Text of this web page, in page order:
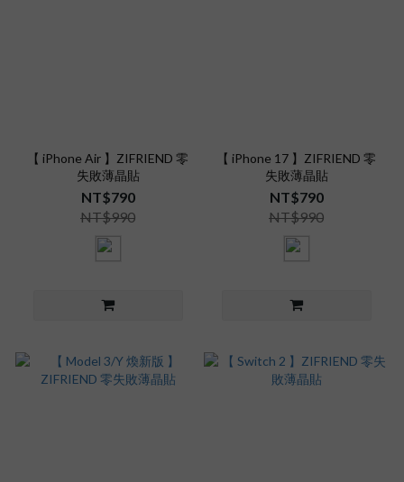
【 iPhone Air 】ZIFRIEND 零
失敗薄晶貼
NT$790
NT$990
【 iPhone 17 】ZIFRIEND 零
失敗薄晶貼
NT$790
NT$990